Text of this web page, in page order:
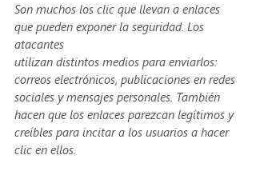
Son muchos los clic que llevan a enlaces
que pueden exponer la seguridad. Los
atacantes
utilizan distintos medios para enviarlos:
correos electrónicos, publicaciones en redes
sociales y mensajes personales. También
hacen que los enlaces parezcan legítimos y
creíbles para incitar a los usuarios a hacer
clic en ellos.